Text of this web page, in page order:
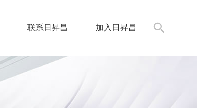
联系日昇昌 加入日昇昌